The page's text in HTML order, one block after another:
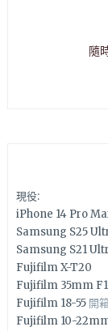
隨
現役:
iPhone 14 Pro
Samsung S25
Samsung S21
Fujifilm X-T20
Fujifilm 35mm
Fujifilm 18-55 開
Fujifilm 10-